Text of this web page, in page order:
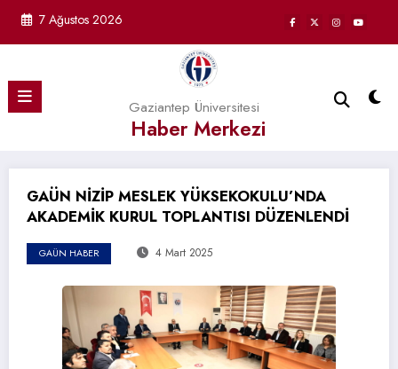
7 Ağustos 2026
Gaziantep Üniversitesi
Haber Merkezi
GAÜN NİZİP MESLEK YÜKSEKOKULU’NDA
AKADEMİK KURUL TOPLANTISI DÜZENLENDİ
GAÜN HABER 4 Mart 2025